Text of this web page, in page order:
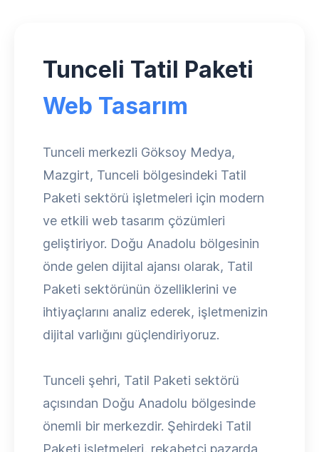
Tunceli Tatil Paketi
Web Tasarım
Tunceli merkezli Göksoy Medya,
Mazgirt, Tunceli bölgesindeki Tatil
Paketi sektörü işletmeleri için modern
ve etkili web tasarım çözümleri
geliştiriyor. Doğu Anadolu bölgesinin
önde gelen dijital ajansı olarak, Tatil
Paketi sektörünün özelliklerini ve
ihtiyaçlarını analiz ederek, işletmenizin
dijital varlığını güçlendiriyoruz.
Tunceli şehri, Tatil Paketi sektörü
açısından Doğu Anadolu bölgesinde
önemli bir merkezdir. Şehirdeki Tatil
Paketi işletmeleri, rekabetçi pazarda